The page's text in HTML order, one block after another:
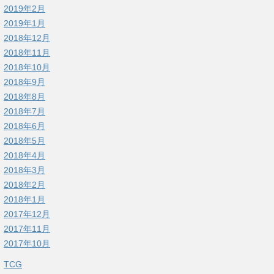
2019年2月
2019年1月
2018年12月
2018年11月
2018年10月
2018年9月
2018年8月
2018年7月
2018年6月
2018年5月
2018年4月
2018年3月
2018年2月
2018年1月
2017年12月
2017年11月
2017年10月
TCG